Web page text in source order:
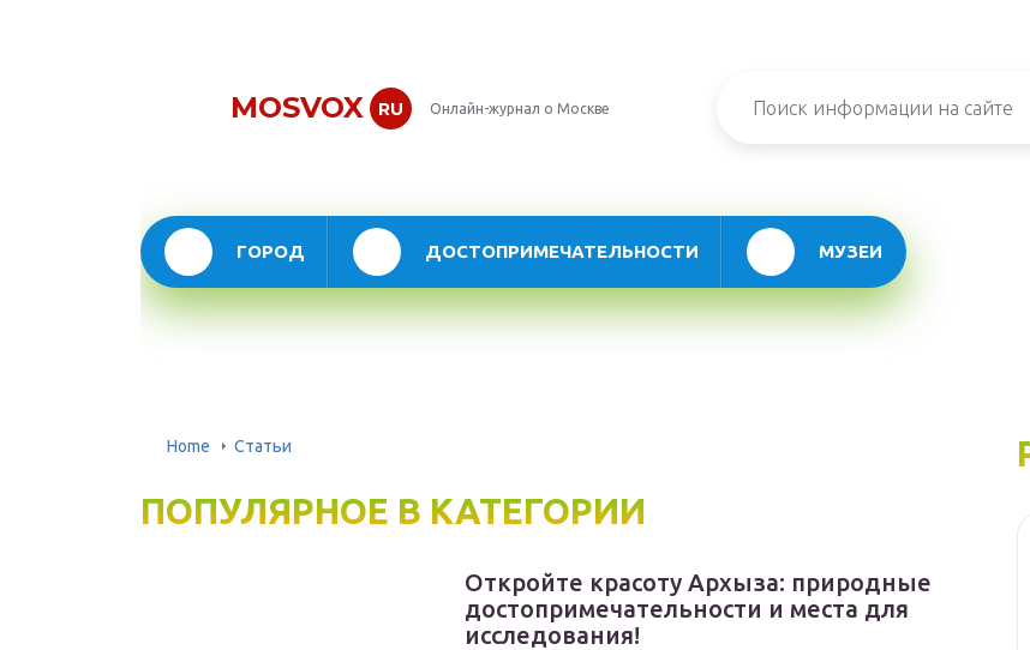
MOSVOX RU Онлайн-журнал о Москве
ГОРОД ДОСТОПРИМЕЧАТЕЛЬНОСТИ МУЗЕИ
Home Статьи
ПОПУЛЯРНОЕ В КАТЕГОРИИ
Откройте красоту Архыза: природные
достопримечательности и места для
исследования!